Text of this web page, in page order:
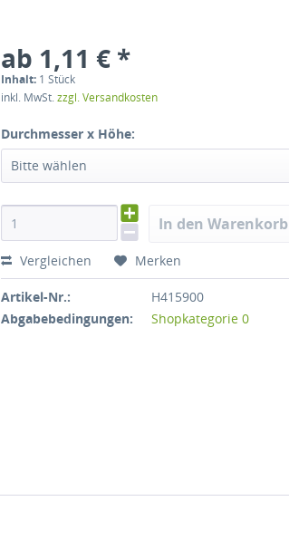
ab 1,11 € *
Inhalt: 1 Stück
inkl. MwSt.zzgl. Versandkosten
Durchmesser x Höhe:
Bitte wählen
In den Warenkorb
Vergleichen Merken
Artikel-Nr.:
H415900
Abgabebedingungen:
Shopkategorie 0